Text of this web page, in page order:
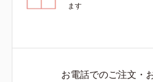
ます
お電話でのご注文・